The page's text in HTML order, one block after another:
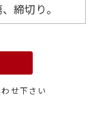
締切り。
せ下さい